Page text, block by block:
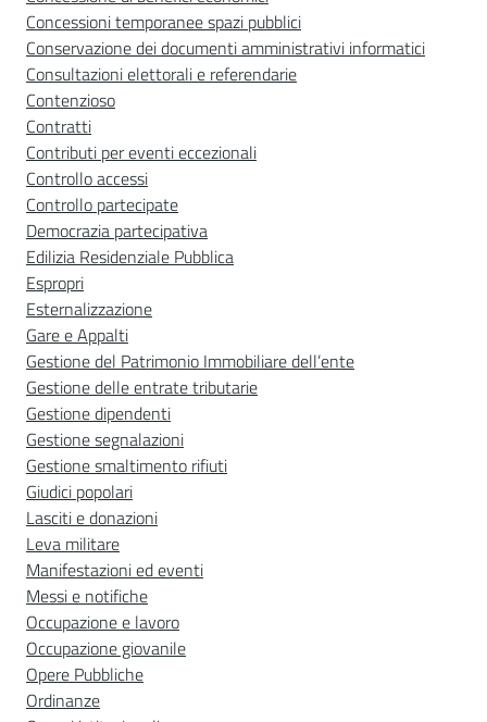
Concessioni temporanee spazi pubblici
Conservazione dei documenti amministrativi informatici
Consultazioni elettorali e referendarie
Contenzioso
Contratti
Contributi per eventi eccezionali
Controllo accessi
Controllo partecipate
Democrazia partecipativa
Edilizia Residenziale Pubblica
Espropri
Esternalizzazione
Gare e Appalti
Gestione del Patrimonio Immobiliare dell’ente
Gestione delle entrate tributarie
Gestione dipendenti
Gestione segnalazioni
Gestione smaltimento rifiuti
Giudici popolari
Lasciti e donazioni
Leva militare
Manifestazioni ed eventi
Messi e notifiche
Occupazione e lavoro
Occupazione giovanile
Opere Pubbliche
Ordinanze